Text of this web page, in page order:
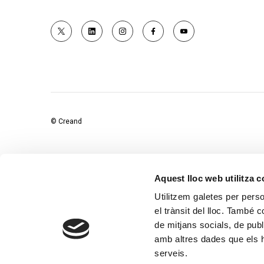
Aquest lloc web utilitza
Utilitzem galetes per
el trànsit del lloc. També
de mitjans socials, de
amb altres dades que els
serveis.
© Creand